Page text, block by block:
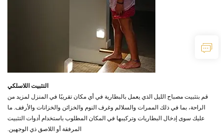
التثبيت اللاسلكي
قم بتثبيت مصباح الليل الذي يعمل بالبطارية في أي مكان تقريبًا في المنزل لمزيد من
الراحة، بما في ذلك الممرات والسلالم وغرف النوم والخزائن والخزانات والأرفف. ما
عليك سوى إدخال البطاريات وتركيبها في المكان المطلوب باستخدام أدوات التثبيت
المرفقة أو اللاصق ذي الوجهين.